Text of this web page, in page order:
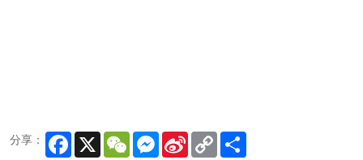
分享： Facebook
X WeChatMessenger
Sina
Weibo
Copy
Link